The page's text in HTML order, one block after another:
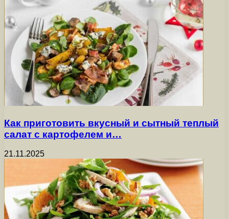
Как приготовить вкусный и сытный теплый
салат с картофелем и…
21.11.2025